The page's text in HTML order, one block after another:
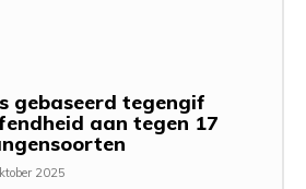
gebaseerd tegengif
aan tegen 17
2025